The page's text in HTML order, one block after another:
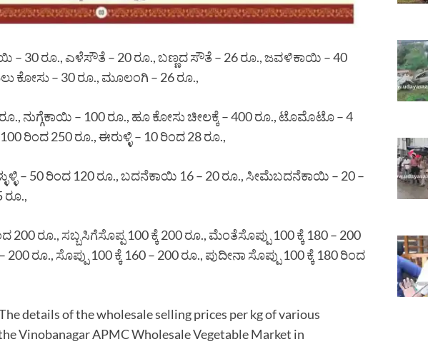
– 30 ರೂ., ಎಳೆಸೌತೆ – 20 ರೂ., ಬಣ್ಣದ ಸೌತೆ – 26 ರೂ., ಜವಳಿಕಾಯಿ – 40
ಕೋಸು – 30 ರೂ., ಮೂಲಂಗಿ – 26 ರೂ.,
ರೂ., ನುಗ್ಗೆಕಾಯಿ – 100 ರೂ., ಹೂ ಕೋಸು ಚೀಲಕ್ಕೆ – 400 ರೂ., ಟೊಮೊಟೊ – 4
ರಿಂದ 250 ರೂ., ಈರುಳ್ಳಿ – 10 ರಿಂದ 28 ರೂ.,
– 50 ರಿಂದ 120 ರೂ., ಬದನೆಕಾಯಿ 16 – 20 ರೂ., ಸೀಮೆಬದನೆಕಾಯಿ – 20 –
ರೂ.,
200 ರೂ., ಸಬ್ಬಸಿಗೆಸೊಪ್ಪ 100 ಕ್ಕೆ 200 ರೂ., ಮೆಂತೆಸೊಪ್ಪು 100 ಕ್ಕೆ 180 – 200
ರೂ., ಸೊಪ್ಪು 100 ಕ್ಕೆ 160 – 200 ರೂ., ಪುದೀನಾ ಸೊಪ್ಪು 100 ಕ್ಕೆ 180 ರಿಂದ
details of the wholesale selling prices per kg of various
Vinobanagar APMC Wholesale Vegetable Market in